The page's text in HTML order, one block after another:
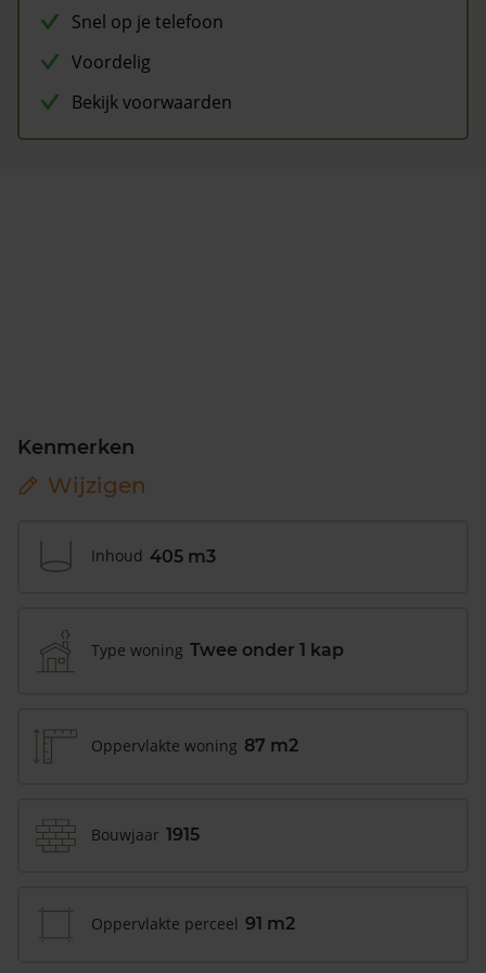
Snel op je telefoon
Voordelig
Bekijk voorwaarden
Kenmerken
Wijzigen
Inhoud 405 m3
Type woning Twee onder 1 kap
Oppervlakte woning 87 m2
Bouwjaar 1915
Oppervlakte perceel 91 m2